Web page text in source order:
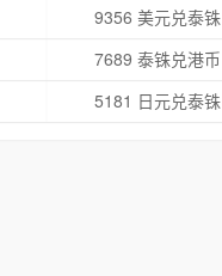
9356 美元兑泰铢
7689 泰铢兑港币
5181 日元兑泰铢